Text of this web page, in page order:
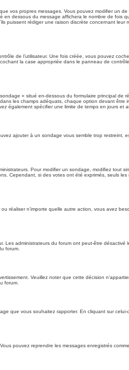
vos propres messages. Vous pouvez modifier un
dessous du message affichera le nombre de fois
puissent rédiger une raison discrète concernant
de l’utilisateur. Une fois créée, vous pouvez
la case appropriée dans le panneau de
» situé en-dessous du formulaire principal de
les champs adéquats, chaque option devant être
également spécifier une limite de temps en jours et
ajouter à un sondage vous semble trop restreint,
Pour modifier un sondage, modifiez tout
Cependant, si des votes ont été exprimés, seuls
réaliser n’importe quelle autre action, vous avez
administrateurs du forum ont peut-être
forum.
Veuillez noter que cette décision
forum.
que vous souhaitez rapporter. En cliquant sur
pouvez reprendre les messages enregistrés